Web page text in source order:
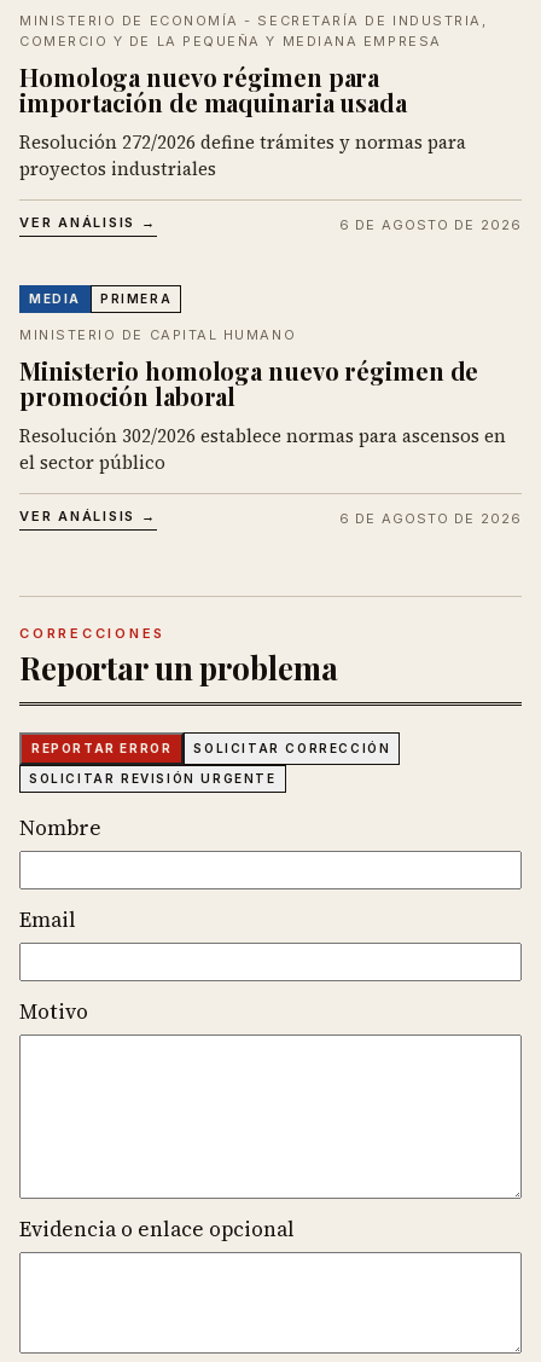
MINISTERIO DE ECONOMÍA - SECRETARÍA DE INDUSTRIA,
COMERCIO Y DE LA PEQUEÑA Y MEDIANA EMPRESA
Homologa nuevo régimen para
importación de maquinaria usada
Resolución 272/2026 define trámites y normas para
proyectos industriales
VER ANÁLISIS → 6 DE AGOSTO DE 2026
MEDIA PRIMERA
MINISTERIO DE CAPITAL HUMANO
Ministerio homologa nuevo régimen de
promoción laboral
Resolución 302/2026 establece normas para ascensos en
el sector público
VER ANÁLISIS → 6 DE AGOSTO DE 2026
CORRECCIONES
Reportar un problema
REPORTAR ERROR SOLICITAR CORRECCIÓN
SOLICITAR REVISIÓN URGENTE
Nombre
Email
Motivo
Evidencia o enlace opcional